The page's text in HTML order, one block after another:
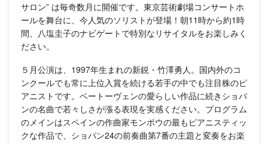
サロン” は毎奇数月に開催です。東京芸術劇場コンサートホ
ールを舞台に、今人気のソリストが登場！朝11時から約1時
間、八塩圭子のナビゲートで特別なリサイタルをお楽しみく
ださい。
５月公演は、1997年生まれの新鋭・竹澤勇人。国内外のコ
ンクールでも常に上位入賞を続ける若手の中でも注目株のピ
アニストです。ベートーヴェンの愛らしい作品に続きショパ
ンの名曲で若々しさが漲る表現を実感ください。プログラム
のメインはスペインの作曲家モンポウの最もピアニスティッ
クな作品で、ショパン24の前奏曲第7番の主題と変奏をお楽